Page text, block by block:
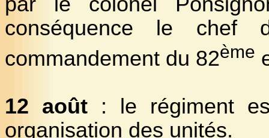
conséquence le chef
commandement du 82ème
12 août : le régiment
organisation des unités.